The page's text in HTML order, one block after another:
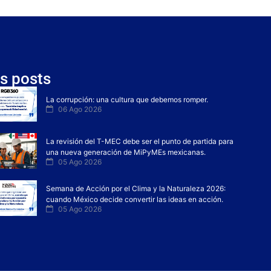
posts
La corrupción: una cultura que debemos romper.
06 Ago 2026
La revisión del T-MEC debe ser el punto de partida para
una nueva generación de MiPyMEs mexicanas.
05 Ago 2026
Semana de Acción por el Clima y la Naturaleza 2026:
cuando México decide convertir las ideas en acción.
05 Ago 2026